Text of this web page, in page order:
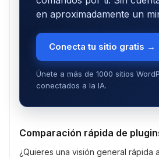
en aproximadamente un
Conecta tu sitio gratis →
Únete a más de 1000 sitios
conectados a la IA.
Comparación rápida de
¿Quieres una visión general rápida